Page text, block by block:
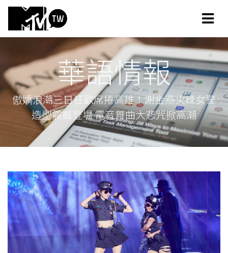
華語情報
傲嬌浪潮三日狂歡席捲高雄！謝金燕火辣女警
造型震撼登場 電音舞曲大悲咒掀高潮